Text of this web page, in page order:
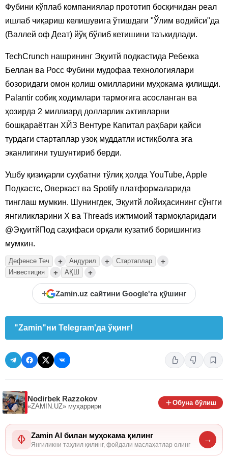
Фубини кўплаб компаниялар прототип босқичидан реал
ишлаб чиқариш келишувига ўтишдаги "Ўлим водийси"да
(Валлей оф Деат) йўқ бўлиб кетишини таъкидлади.
TechCrunch нашрининг Эқуитй подкастида Ребекка
Беллан ва Росс Фубини мудофаа технологиялари
бозоридаги омон қолиш омилларини муҳокама қилишди.
Palantir собиқ ходимлари тармоғига асосланган ва
ҳозирда 2 миллиард долларлик активларни
бошқараётган ХЙЗ Вентуре Капитал раҳбари қайси
турдаги стартаплар узоқ муддатли истиқболга эга
эканлигини тушунтириб берди.
Ушбу қизиқарли суҳбатни тўлиқ ҳолда YouTube, Apple
Подкастс, Оверкаст ва Spotify платформаларида
тинглаш мумкин. Шунингдек, Эқуитй лойиҳасининг сўнгги
янгиликларини Х ва Threads ижтимоий тармоқларидаги
@ЭқуитйПод саҳифаси орқали кузатиб боришингиз
мумкин.
Дефенсе Теч + Андурил + Стартаплар +
Инвестиция + АҚШ +
+ Zamin.uz сайтини Google'га қўшинг
"Zamin"ни Telegram'да ўқинг!
Nodirbek Razzokov
«ZAMIN.UZ» муҳаррири
Обуна бўлиш
Zamin AI билан муҳокама қилинг
Янгиликни таҳлил қилинг, фойдали маслаҳатлар олинг
→